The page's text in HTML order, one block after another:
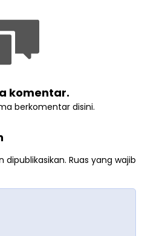
komentar.
berkomentar disini.
dipublikasikan. Ruas yang wajib